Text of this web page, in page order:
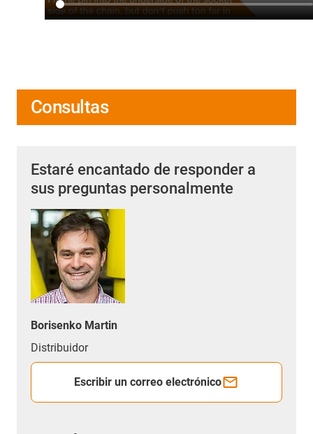
Consultas
Estaré encantado de responder a
sus preguntas personalmente
Borisenko Martin
Distribuidor
Escribir un correo electrónico